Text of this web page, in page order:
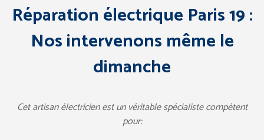
Réparation électrique Paris 19 :
Nos intervenons même le
dimanche
Cet artisan électricien est un véritable spécialiste compétent
pour: